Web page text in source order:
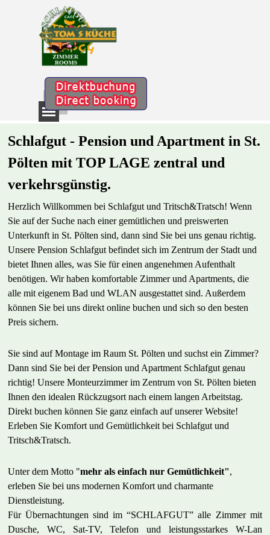
Direkt zum Seiteninhalt
Menü überspringen
Schlafgut - Pension und Apartment in St.
Pölten mit TOP LAGE zentral und
verkehrsgünstig.
Herzlich Willkommen bei Schlafgut und Tritsch&Tratsch! Wenn
Sie auf der Suche nach einer gemütlichen und preiswerten
Unterkunft in St. Pölten sind, dann sind Sie bei uns genau richtig.
Unsere Pension Schlafgut befindet sich im Zentrum der Stadt und
bietet Ihnen alles, was Sie für einen angenehmen Aufenthalt
benötigen. Wir haben komfortable Zimmer und Apartments, die
alle mit eigenem Bad und WLAN ausgestattet sind. Außerdem
können Sie bei uns direkt online buchen und sich so den besten
Preis sichern.
Sie sind auf Montage im Raum St. Pölten und suchst ein Zimmer?
Dann sind Sie bei der Pension und Apartment Schlafgut genau
richtig! Unsere Monteurzimmer im Zentrum von St. Pölten bieten
Ihnen den idealen Rückzugsort nach einem langen Arbeitstag.
Direkt buchen können Sie ganz einfach auf unserer Website!
Erleben Sie Komfort und Gemütlichkeit bei Schlafgut und
Tritsch&Tratsch.
Unter dem Motto "mehr als einfach nur Gemütlichkeit",
erleben Sie bei uns modernen Komfort und charmante
Dienstleistung.
Für Übernachtungen sind im “SCHLAFGUT” alle Zimmer mit
Dusche, WC, Sat-TV, Telefon und leistungsstarkes W-Lan